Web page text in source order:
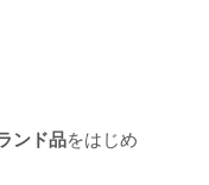
ンド品をはじめ